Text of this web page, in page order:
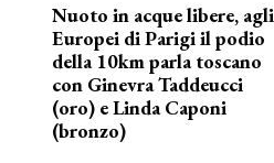
Nuoto in acque libere, agli
Europei di Parigi il podio
della 10km parla toscano
con Ginevra Taddeucci
(oro) e Linda Caponi
(bronzo)